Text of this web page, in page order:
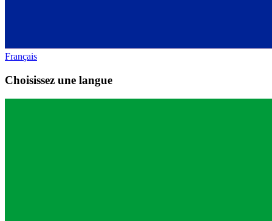
Français
Choisissez une langue